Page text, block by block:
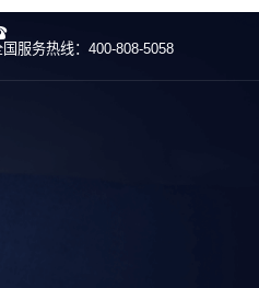
国服务热线：400-808-5058